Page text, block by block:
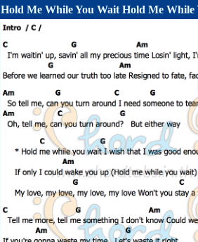
Hold Me While You Wait Hold Me